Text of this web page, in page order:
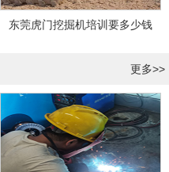
东莞虎门挖掘机培训要多少钱
更多>>